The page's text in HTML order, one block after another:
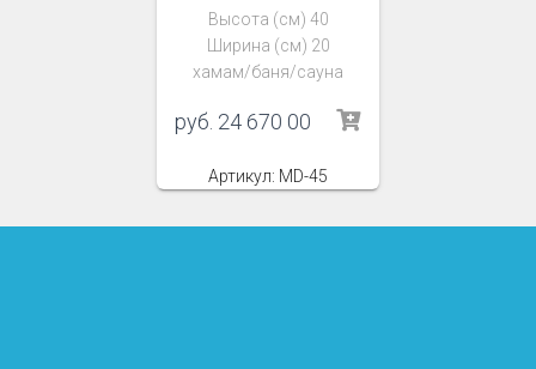
Высота (см) 40
Ширина (см) 20
хамам/баня/сауна
руб. 24 670 00
Артикул: MD-45